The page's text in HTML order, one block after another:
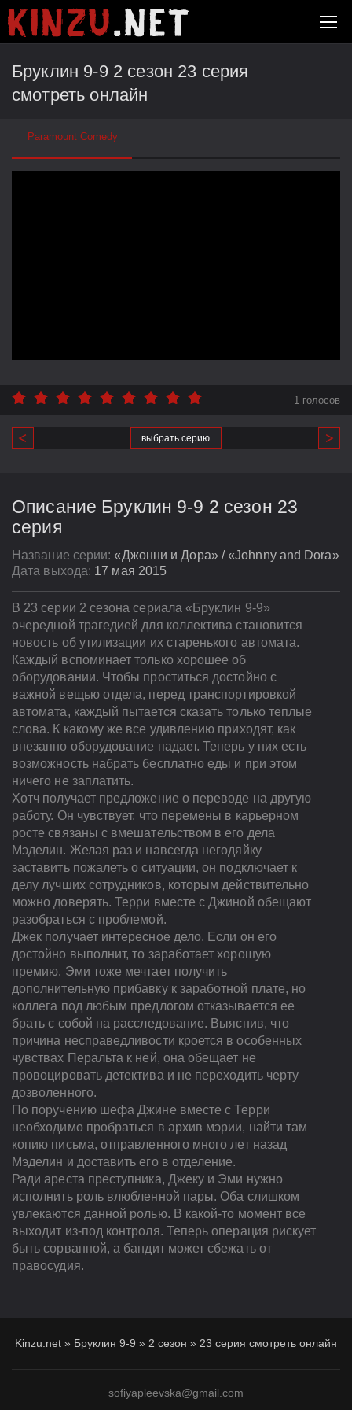
Бруклин 9-9 2 сезон 23 серия
смотреть онлайн
Paramount Comedy
1 голосов
выбрать серию
Описание Бруклин 9-9 2 сезон 23
серия
Название серии:«Джонни и Дора» / «Johnny and Dora»
Дата выхода: 17 мая 2015
В 23 серии 2 сезона сериала «Бруклин 9-9»
очередной трагедией для коллектива становится
новость об утилизации их старенького автомата.
Каждый вспоминает только хорошее об
оборудовании. Чтобы проститься достойно с
важной вещью отдела, перед транспортировкой
автомата, каждый пытается сказать только теплые
слова. К какому же все удивлению приходят, как
внезапно оборудование падает. Теперь у них есть
возможность набрать бесплатно еды и при этом
ничего не заплатить.
Хотч получает предложение о переводе на другую
работу. Он чувствует, что перемены в карьерном
росте связаны с вмешательством в его дела
Мэделин. Желая раз и навсегда негодяйку
заставить пожалеть о ситуации, он подключает к
делу лучших сотрудников, которым действительно
можно доверять. Терри вместе с Джиной обещают
разобраться с проблемой.
Джек получает интересное дело. Если он его
достойно выполнит, то заработает хорошую
премию. Эми тоже мечтает получить
дополнительную прибавку к заработной плате, но
коллега под любым предлогом отказывается ее
брать с собой на расследование. Выяснив, что
причина несправедливости кроется в особенных
чувствах Перальта к ней, она обещает не
провоцировать детектива и не переходить черту
дозволенного.
По поручению шефа Джине вместе с Терри
необходимо пробраться в архив мэрии, найти там
копию письма, отправленного много лет назад
Мэделин и доставить его в отделение.
Ради ареста преступника, Джеку и Эми нужно
исполнить роль влюбленной пары. Оба слишком
увлекаются данной ролью. В какой-то момент все
выходит из-под контроля. Теперь операция рискует
быть сорванной, а бандит может сбежать от
правосудия.
Kinzu.net » Бруклин 9-9 » 2 сезон » 23 серия смотреть онлайн
sofiyapleevska@gmail.com